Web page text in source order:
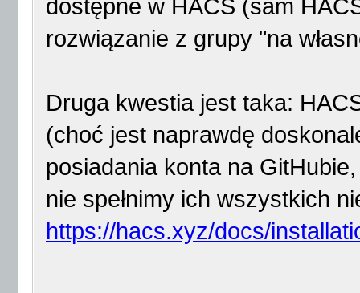
dostępne w HACS (sam
rozwiązanie z grupy "na
Druga kwestia jest taka:
(choć jest naprawdę
posiadania konta na
nie spełnimy ich wszystkich
https://hacs.xyz/docs/